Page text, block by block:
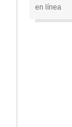
en línea